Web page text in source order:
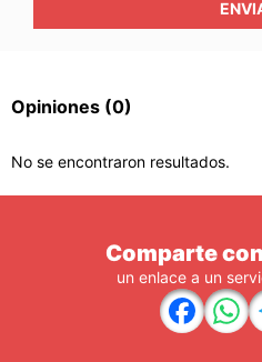
Opiniones (0)
No se encontraron resultados.
Comparte
un enlace a un